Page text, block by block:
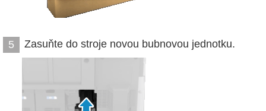
5 Zasuňte do stroje novou bubnovou jednotku.